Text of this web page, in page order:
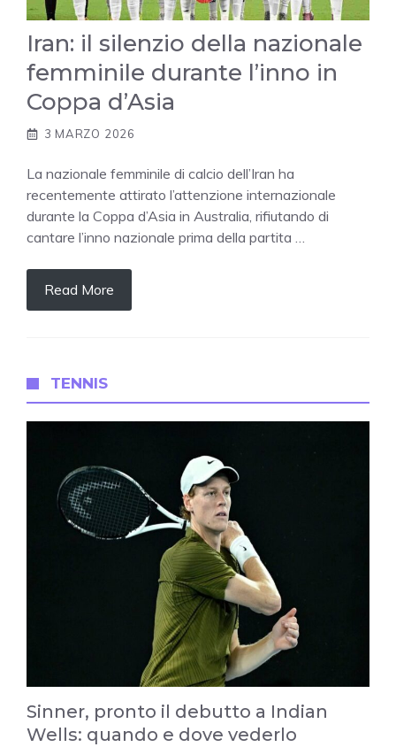
Iran: il silenzio della nazionale
femminile durante l’inno in
Coppa d’Asia
3 MARZO 2026
La nazionale femminile di calcio dell’Iran ha
recentemente attirato l’attenzione internazionale
durante la Coppa d’Asia in Australia, rifiutando di
cantare l’inno nazionale prima della partita …
Read More
TENNIS
Sinner, pronto il debutto a Indian
Wells: quando e dove vederlo